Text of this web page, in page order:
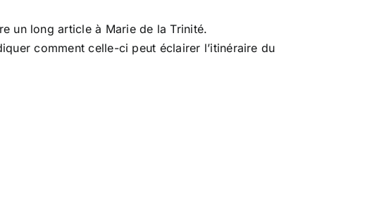
un long article à Marie de la Trinité.
comment celle-ci peut éclairer l’itinéraire du